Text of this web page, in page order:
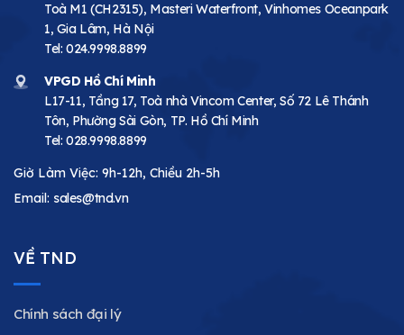
Toà M1 (CH2315), Masteri Waterfront, Vinhomes Oceanpark
1, Gia Lâm, Hà Nội
Tel: 024.9998.8899
VPGD Hồ Chí Minh
L17-11, Tầng 17, Toà nhà Vincom Center, Số 72 Lê Thánh
Tôn, Phường Sài Gòn, TP. Hồ Chí Minh
Tel: 028.9998.8899
Giờ Làm Việc: 9h-12h, Chiều 2h-5h
Email: sales@tnd.vn
VỀ TND
Chính sách đại lý